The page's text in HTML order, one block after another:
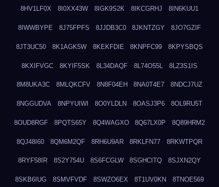
8HV1LF0X 8I0XX43W 8IGK9S2K 8IKCGRHJ 8IN6KUU1
8IWWBYPE 8J75FPFS 8JJDB3C0 8JKNTZGY 8JO7GZIF
8JT3UC50 8K1AGK5W 8KEKFDIE 8KNPFC99 8KPYSBQS
8KXIFVGC 8KYIF5SK 8L34DAQF 8L74O55L 8LZ3S1IS
8M8UKA3C 8MLQKCFV 8N8F04EH 8NA0T4E7 8NDCJ7UZ
8NGGUDVA 8NPYUIWI 8O0YLDLN 8OASJ3P6 8OL9RU5T
8OUD8RGF 8PQTS65Y 8Q4WAGXO 8Q67LX0P 8Q89HRM2
8QJ48I60 8QM6M2QF 8RH6U9AR 8RKLFN77 8RKWTPQR
8RYF58IR 8S2Y754U 8S6FCGLW 8SGHCITQ 8SJXN2QY
8SKB6IUG 8SMVFVDF 8SWZO6EX 8T1UV0KN 8TNOE569